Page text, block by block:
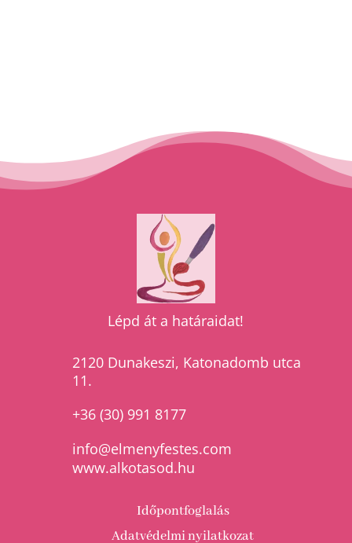
Lépd át a határaidat!
2120 Dunakeszi, Katonadomb utca
11.
+36 (30) 991 8177
info@elmenyfestes.com
www.alkotasod.hu
Időpontfoglalás
Adatvédelmi nyilatkozat